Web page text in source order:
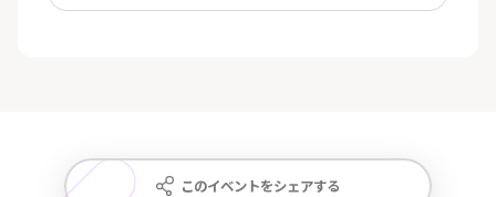
このイベントをシェアする